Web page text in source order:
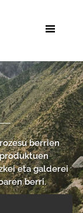
berrien
eta galderei
berri.